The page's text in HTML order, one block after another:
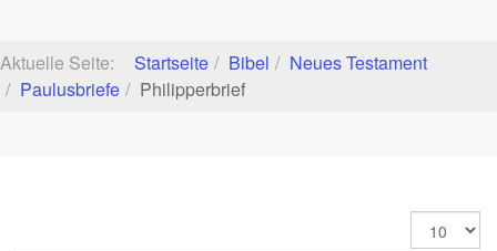
Aktuelle Seite: Startseite Bibel
Neues Testament
Paulusbriefe
Philipperbrief
Anzeige
#